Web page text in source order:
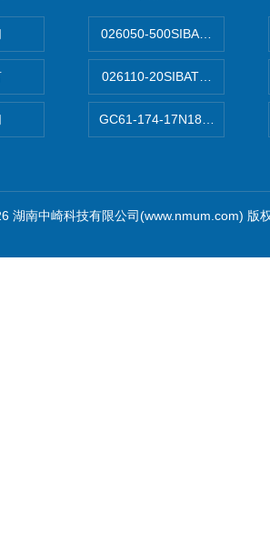
026050-500SIBATA 500mL
026110-20SIBATA柴田科学
GC61-174-
湖南中崎科技有限公司(www.nmum.com) 版